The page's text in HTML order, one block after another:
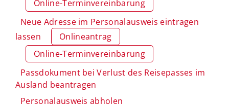
Online-Terminvereinbarung
Neue Adresse im Personalausweis eintragen
lassen
Onlineantrag
Online-Terminvereinbarung
Passdokument bei Verlust des Reisepasses im
Ausland beantragen
Personalausweis abholen